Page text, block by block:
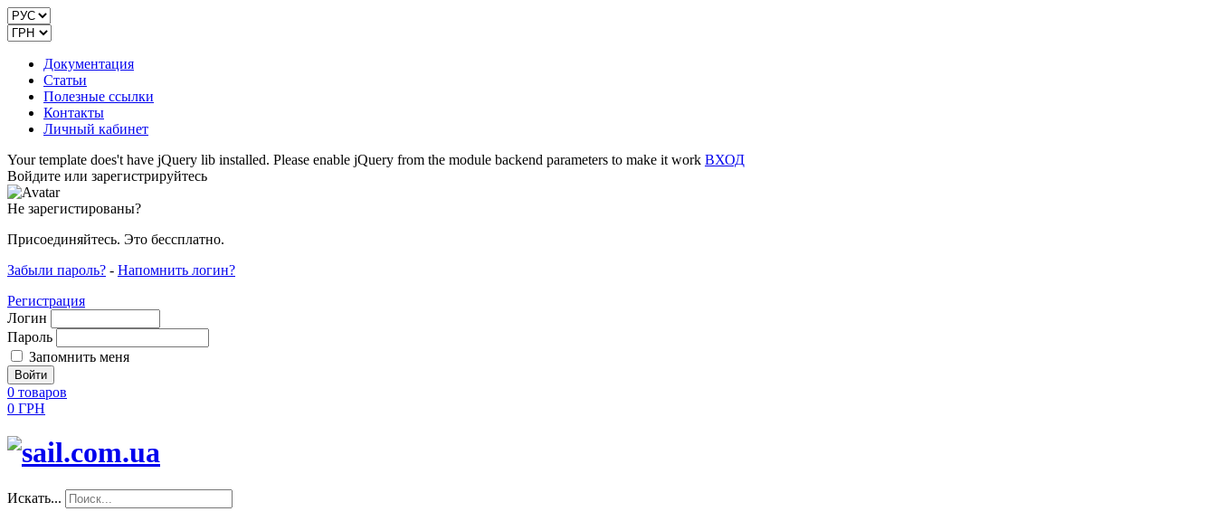
Документация
Статьи
Полезные ссылки
Контакты
Личный кабинет
Your template does't have jQuery lib installed. Please enable jQuery from the module backend parameters to make it work ВХОД
Войдите или зарегистрируйтесь
Не зарегистированы?
Присоединяйтесь. Это бессплатно.
Забыли пароль? - Напомнить логин?
Регистрация
Логин
Пароль
Запомнить меня
0 товаров
0 ГРН
Искать...